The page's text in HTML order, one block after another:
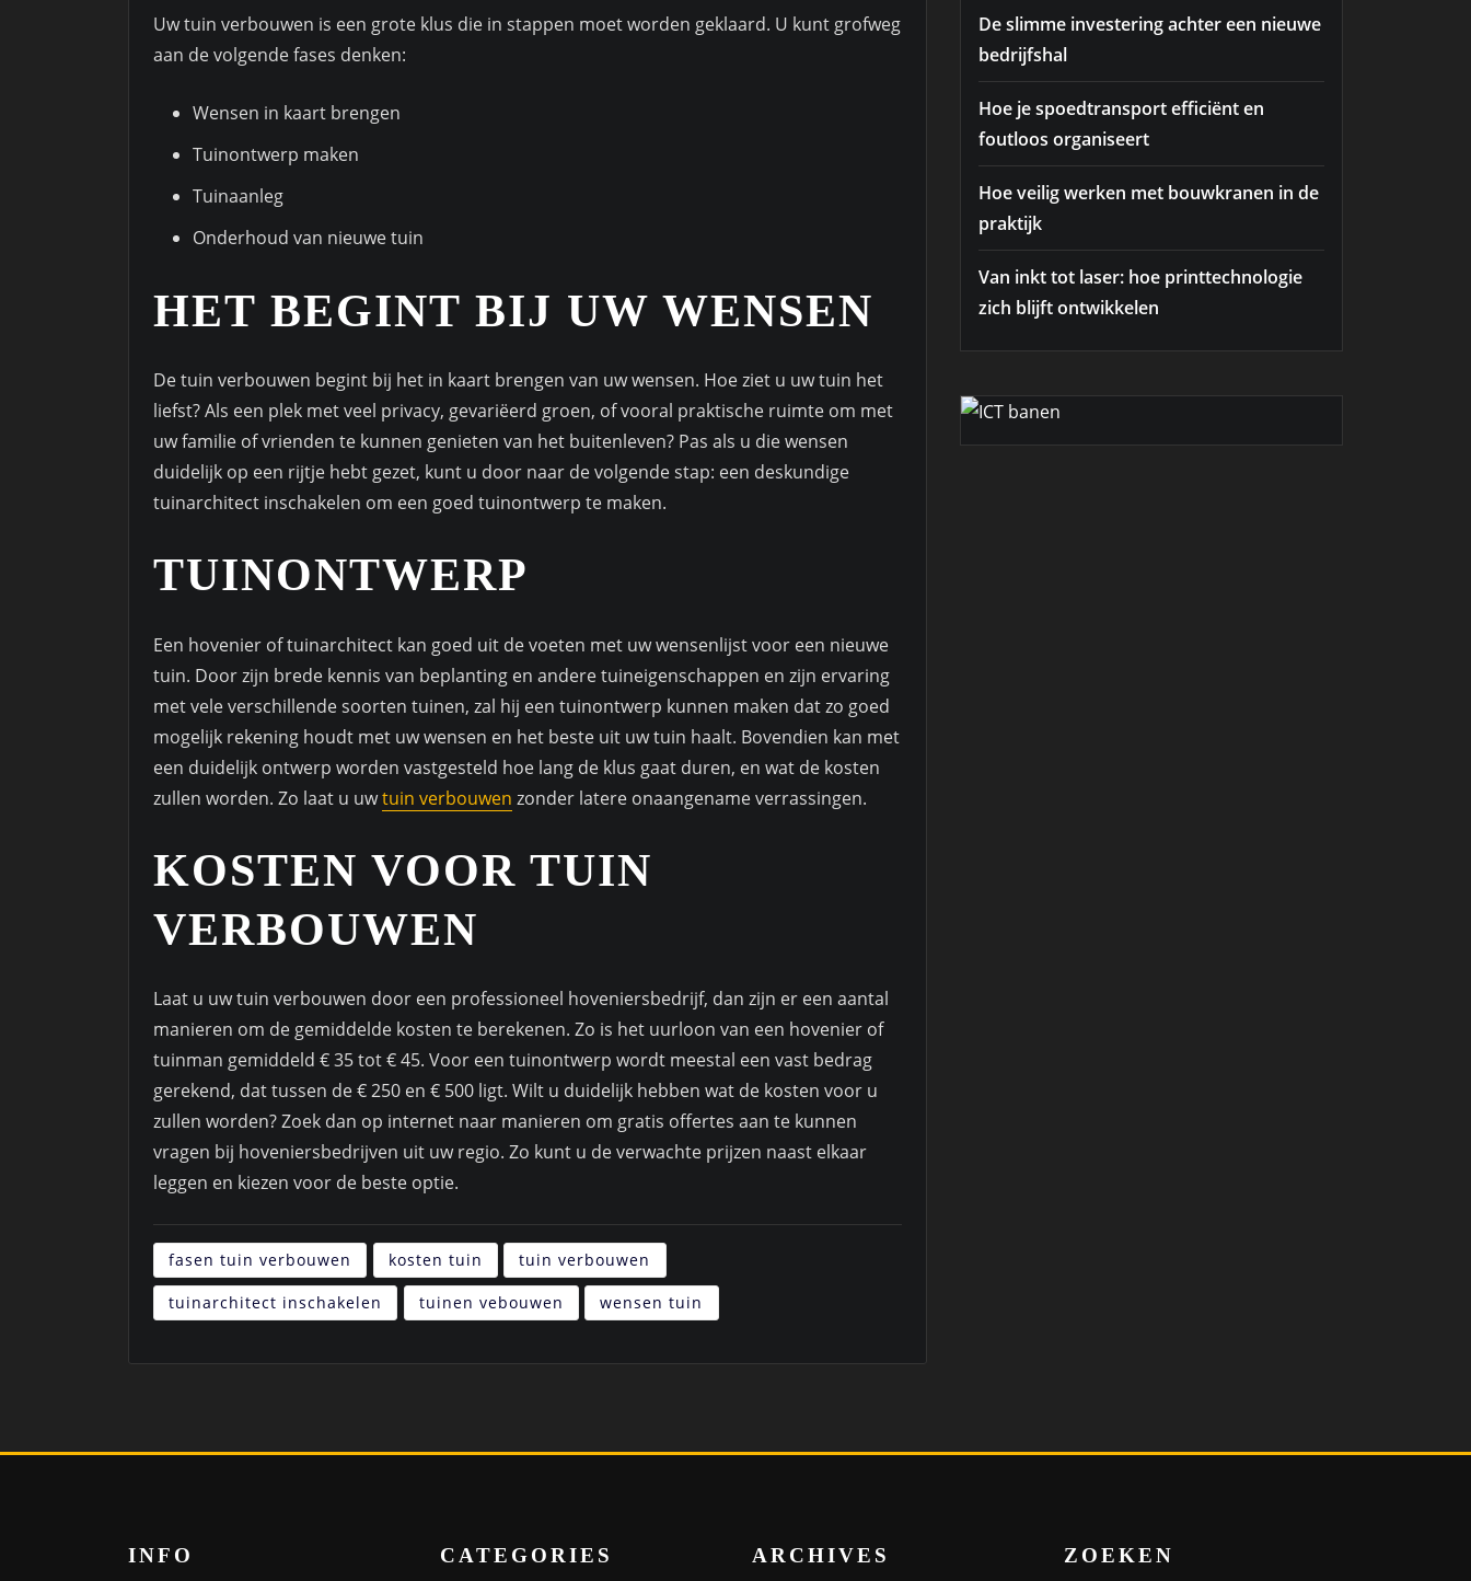
Uw tuin verbouwen is een grote klus die in stappen moet worden geklaard. U kunt grofweg
aan de volgende fases denken:
Wensen in kaart brengen
Tuinontwerp maken
Tuinaanleg
Onderhoud van nieuwe tuin
HET BEGINT BIJ UW WENSEN
De tuin verbouwen begint bij het in kaart brengen van uw wensen. Hoe ziet u uw tuin het
liefst? Als een plek met veel privacy, gevariëerd groen, of vooral praktische ruimte om met
uw familie of vrienden te kunnen genieten van het buitenleven? Pas als u die wensen
duidelijk op een rijtje hebt gezet, kunt u door naar de volgende stap: een deskundige
tuinarchitect inschakelen om een goed tuinontwerp te maken.
TUINONTWERP
Een hovenier of tuinarchitect kan goed uit de voeten met uw wensenlijst voor een nieuwe
tuin. Door zijn brede kennis van beplanting en andere tuineigenschappen en zijn ervaring
met vele verschillende soorten tuinen, zal hij een tuinontwerp kunnen maken dat zo goed
mogelijk rekening houdt met uw wensen en het beste uit uw tuin haalt. Bovendien kan met
een duidelijk ontwerp worden vastgesteld hoe lang de klus gaat duren, en wat de kosten
zullen worden. Zo laat u uwtuin verbouwen zonder latere onaangename verrassingen.
KOSTEN VOOR TUIN
VERBOUWEN
Laat u uw tuin verbouwen door een professioneel hoveniersbedrijf, dan zijn er een aantal
manieren om de gemiddelde kosten te berekenen. Zo is het uurloon van een hovenier of
tuinman gemiddeld € 35 tot € 45. Voor een tuinontwerp wordt meestal een vast bedrag
gerekend, dat tussen de € 250 en € 500 ligt. Wilt u duidelijk hebben wat de kosten voor u
zullen worden? Zoek dan op internet naar manieren om gratis offertes aan te kunnen
vragen bij hoveniersbedrijven uit uw regio. Zo kunt u de verwachte prijzen naast elkaar
leggen en kiezen voor de beste optie.
fasen tuin verbouwen kosten tuin tuin verbouwen
tuinarchitect inschakelen tuinen vebouwen wensen tuin
De slimme investering achter een nieuwe
bedrijfshal
Hoe je spoedtransport efficiënt en
foutloos organiseert
Hoe veilig werken met bouwkranen in de
praktijk
Van inkt tot laser: hoe printtechnologie
zich blijft ontwikkelen
INFO CATEGORIES ARCHIVES ZOEKEN